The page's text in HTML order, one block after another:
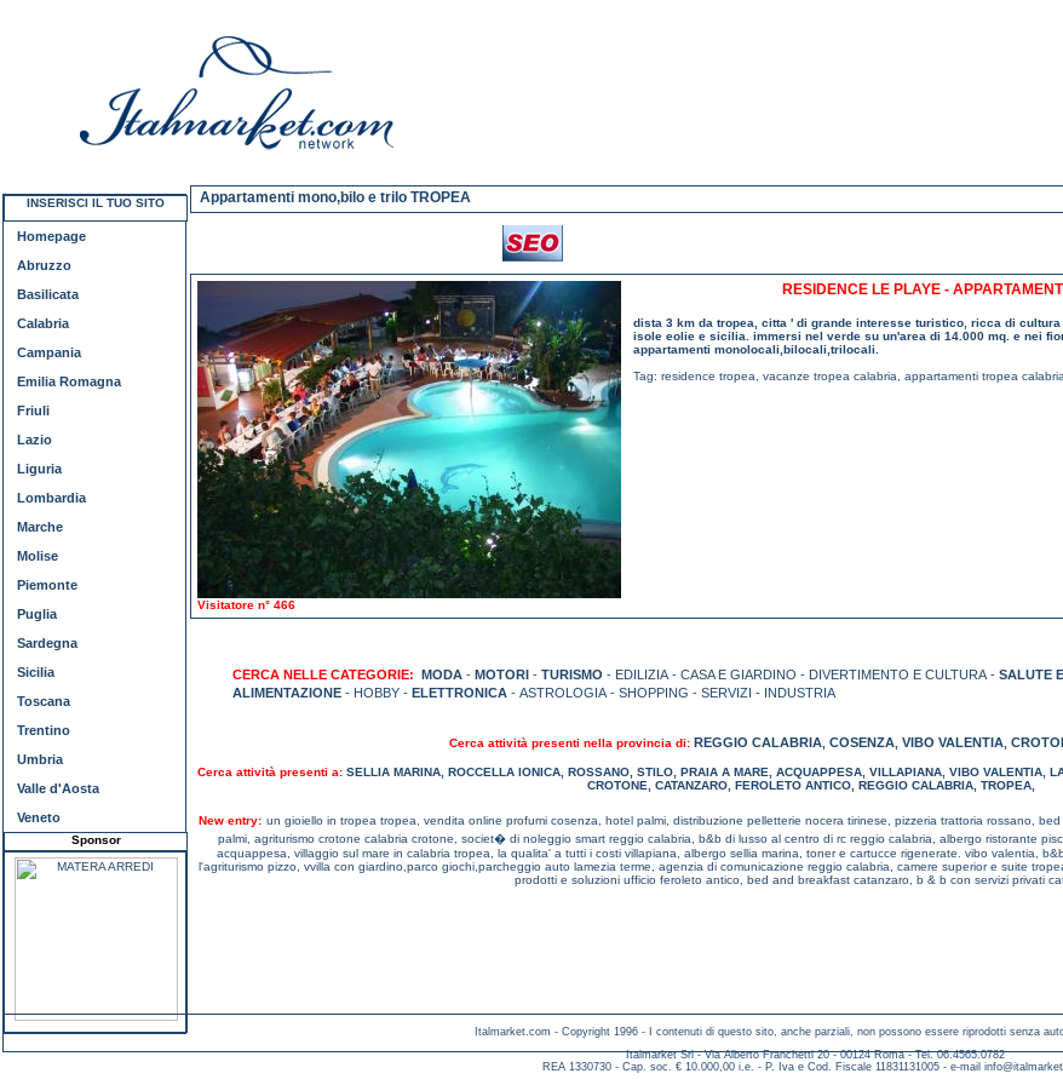
Appartamenti mono,bilo e trilo TROPEA
Visitatore n° 466
RESIDENCE LE PLAYE -
dista 3 km da tropea, citta ' di grande interesse turistico, ricca di
isole eolie e sicilia. immersi nel verde su un'area di 14.000 mq. e nei
appartamenti monolocali,bilocali,trilocali.
Tag: residence tropea vacanze tropea calabria appartamenti tropea calabria
CERCA NELLE CATEGORIE: MODA - MOTORI - TURISMO - EDILIZIA - CASA E GIARDINO - DIVERTIMENTO E CULTURA - SALUTE
ALIMENTAZIONE - HOBBY - ELETTRONICA - ASTROLOGIA - SHOPPING - SERVIZI - INDUSTRIA
Cerca attività presenti nella provincia di: REGGIO CALABRIA COSENZA VIBO VALENTIA
Cerca attività presenti a: SELLIA MARINA, ROCCELLA IONICA, ROSSANO, STILO, PRAIA A MARE ACQUAPPESA, VILLAPIANA, VIBO VALENTIA,
CROTONE
CATANZARO FEROLETO ANTICO REGGIO CALABRIA TROPEA
New entry: un gioiello in tropea tropea, vendita online profumi cosenza, hotel palmi, distribuzione pelletterie nocera tirinese, pizzeria trattoria rossano, bed
palmi, agriturismo crotone calabria crotone, societ� di noleggio smart reggio calabria, b&b di lusso al centro di rc reggio calabria, albergo ristorante
acquappesa, villaggio sul mare in calabria tropea, la qualita' a tutti i costi villapiana, albergo sellia marina, toner e cartucce rigenerate. vibo valentia,
l'agriturismo pizzo, vvilla con giardino,parco giochi,parcheggio auto lamezia terme, agenzia di comunicazione reggio calabria, camere superior e suite
prodotti e soluzioni ufficio feroleto antico, bed and breakfast catanzaro, b & b con servizi privati
INSERISCI IL TUO SITO
Homepage
Abruzzo
Basilicata
Calabria
Campania
Emilia Romagna
Friuli
Lazio
Liguria
Lombardia
Marche
Molise
Piemonte
Puglia
Sardegna
Sicilia
Toscana
Trentino
Umbria
Valle d'Aosta
Veneto
Sponsor
Italmarket.com - Copyright 1996 - I contenuti di questo sito, anche parziali, non possono essere riprodotti senza
Italmarket Srl - Via Alberto Franchetti 20 - 00124 Roma - Tel. 06.4565.0782
REA 1330730 - Cap. soc. € 10.000,00 i.e. - P. Iva e Cod. Fiscale 11831131005 - e-mail